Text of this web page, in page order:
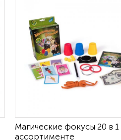
Магические фокусы 20 в 1
ассортименте